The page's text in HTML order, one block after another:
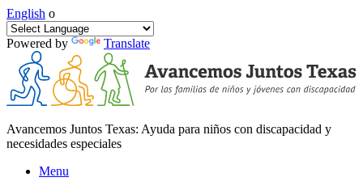
English o
Powered by Translate
Avancemos Juntos Texas: Ayuda para niños con discapacidad y
necesidades especiales
Menu